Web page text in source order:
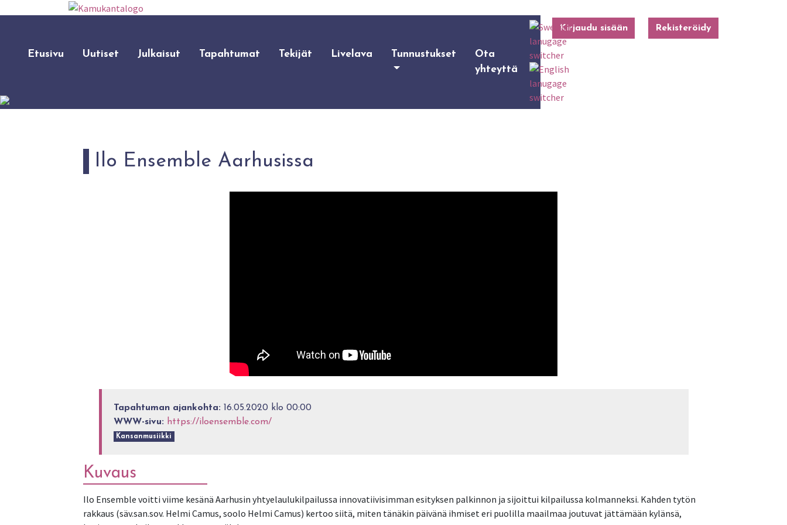
Kirjaudu sisään Rekisteröidy
Etusivu Uutiset Julkaisut Tapahtumat Tekijät Livelava Tunnustukset
Ota
yhteyttä
Ilo Ensemble Aarhusissa
Tapahtuman ajankohta: 16.05.2020 klo 00:00
WWW-sivu: https://iloensemble.com/
Kansanmusiikki
Kuvaus
Ilo Ensemble voitti viime kesänä Aarhusin yhtyelaulukilpailussa innovatiivisimman esityksen palkinnon ja sijoittui kilpailussa kolmanneksi. Kahden tytön
rakkaus (säv.san.sov. Helmi Camus, soolo Helmi Camus) kertoo siitä, miten tänäkin päivänä ihmiset eri puolilla maailmaa joutuvat jättämään kylänsä,